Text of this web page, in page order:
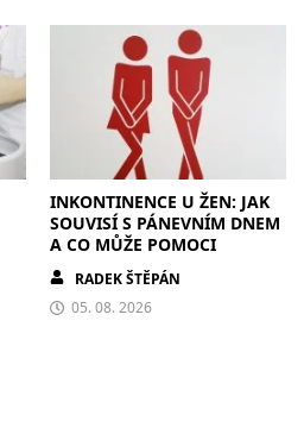
INKONTINENCE U ŽEN: JAK
SOUVISÍ S PÁNEVNÍM DNEM
A CO MŮŽE POMOCI
RADEK ŠTĚPÁN
05. 08. 2026